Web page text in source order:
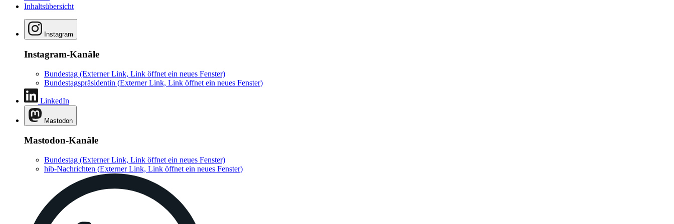
Inhaltsübersicht
Instagram
Instagram-Kanäle
Bundestag (Externer Link, Link öffnet ein neues Fenster)
Bundestagspräsidentin (Externer Link, Link öffnet ein neues Fenster)
LinkedIn
Mastodon
Mastodon-Kanäle
Bundestag (Externer Link, Link öffnet ein neues Fenster)
hib-Nachrichten (Externer Link, Link öffnet ein neues Fenster)